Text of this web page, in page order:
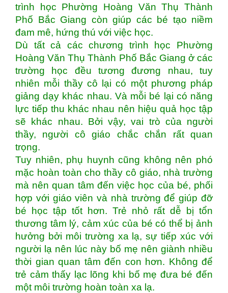
trình học Phường Hoàng Văn Thụ Thành
Phố Bắc Giang còn giúp các bé tạo niềm
đam mê, hứng thú với việc học.
Dù tất cả các chương trình học Phường
Hoàng Văn Thụ Thành Phố Bắc Giang ở các
trường học đều tương đương nhau, tuy
nhiên mỗi thầy cô lại có một phương pháp
giảng dạy khác nhau. Và mỗi bé lại có năng
lực tiếp thu khác nhau nên hiệu quả học tập
sẽ khác nhau. Bởi vậy, vai trò của người
thầy, người cô giáo chắc chắn rất quan
trọng.
Tuy nhiên, phụ huynh cũng không nên phó
mặc hoàn toàn cho thầy cô giáo, nhà trường
mà nên quan tâm đến việc học của bé, phối
hợp với giáo viên và nhà trường để giúp đỡ
bé học tập tốt hơn. Trẻ nhỏ rất dễ bị tổn
thương tâm lý, cảm xúc của bé có thể bị ảnh
hưởng bởi môi trường xa lạ, sự tiếp xúc với
người lạ nên lúc này bố mẹ nên giành nhiều
thời gian quan tâm đến con hơn. Không để
trẻ cảm thấy lạc lõng khi bố mẹ đưa bé đến
một môi trường hoàn toàn xa lạ.